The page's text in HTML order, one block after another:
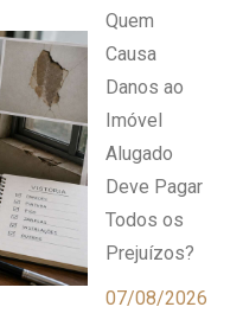
Quem
Causa
Danos ao
Imóvel
Alugado
Deve Pagar
Todos os
Prejuízos?
07/08/2026